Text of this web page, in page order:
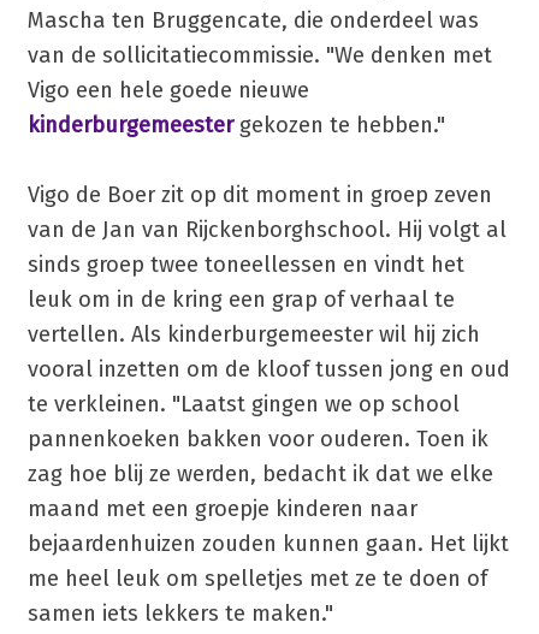
Mascha ten Bruggencate, die onderdeel was
van de sollicitatiecommissie. "We denken met
Vigo een hele goede nieuwe
kinderburgemeestergekozen te hebben."
Vigo de Boer zit op dit moment in groep zeven
van de Jan van Rijckenborghschool. Hij volgt al
sinds groep twee toneellessen en vindt het
leuk om in de kring een grap of verhaal te
vertellen. Als kinderburgemeester wil hij zich
vooral inzetten om de kloof tussen jong en oud
te verkleinen. "Laatst gingen we op school
pannenkoeken bakken voor ouderen. Toen ik
zag hoe blij ze werden, bedacht ik dat we elke
maand met een groepje kinderen naar
bejaardenhuizen zouden kunnen gaan. Het lijkt
me heel leuk om spelletjes met ze te doen of
samen iets lekkers te maken."